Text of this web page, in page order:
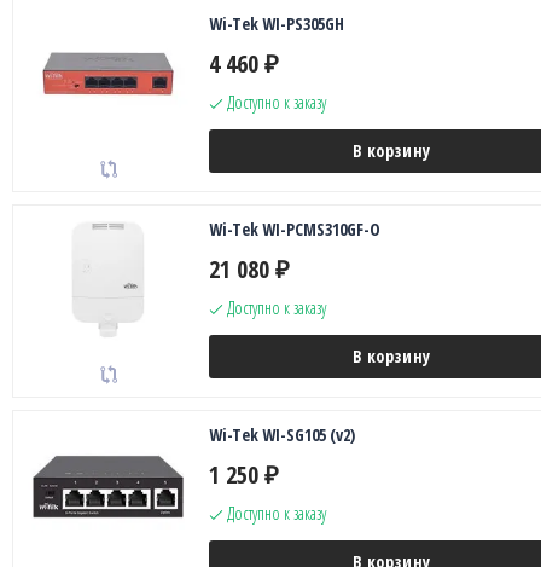
Wi-Tek WI-PS305GH
4 460 ₽
Доступно к заказу
В корзину
Wi-Tek WI-PCMS310GF-O
21 080 ₽
Доступно к заказу
В корзину
Wi-Tek WI-SG105 (v2)
1 250 ₽
Доступно к заказу
В корзину